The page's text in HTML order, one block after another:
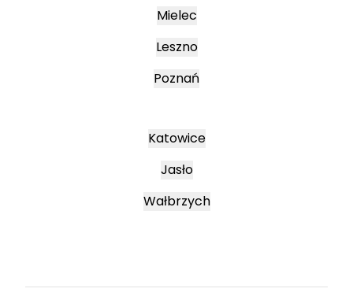
Mielec
Leszno
Poznań
Katowice
Jasło
Wałbrzych